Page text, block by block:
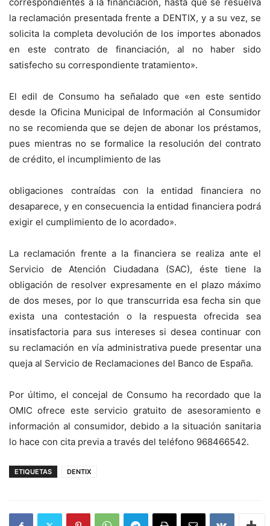
la reclamación presentada frente a DENTIX, y a su vez, se
solicita la completa devolución de los importes abonados
en este contrato de financiación, al no haber sido
satisfecho su correspondiente tratamiento».
El edil de Consumo ha señalado que «en este sentido
desde la Oficina Municipal de Información al Consumidor
no se recomienda que se dejen de abonar los préstamos,
pues mientras no se formalice la resolución del contrato
de crédito, el incumplimiento de las
obligaciones contraídas con la entidad financiera no
desaparece, y en consecuencia la entidad financiera podrá
exigir el cumplimiento de lo acordado».
La reclamación frente a la financiera se realiza ante el
Servicio de Atención Ciudadana (SAC), éste tiene la
obligación de resolver expresamente en el plazo máximo
de dos meses, por lo que transcurrida esa fecha sin que
exista una contestación o la respuesta ofrecida sea
insatisfactoria para sus intereses si desea continuar con
su reclamación en vía administrativa puede presentar una
queja al Servicio de Reclamaciones del Banco de España.
Por último, el concejal de Consumo ha recordado que la
OMIC ofrece este servicio gratuito de asesoramiento e
información al consumidor, debido a la situación sanitaria
lo hace con cita previa a través del teléfono 968466542.
ETIQUETAS DENTIX